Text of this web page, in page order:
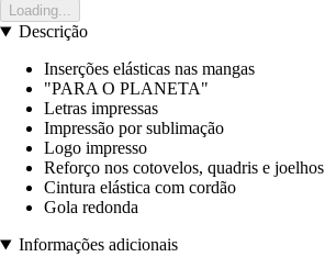
Loading...
Descrição
Inserções elásticas nas mangas
"PARA O PLANETA"
Letras impressas
Impressão por sublimação
Logo impresso
Reforço nos cotovelos, quadris e joelhos
Cintura elástica com cordão
Gola redonda
Informações adicionais